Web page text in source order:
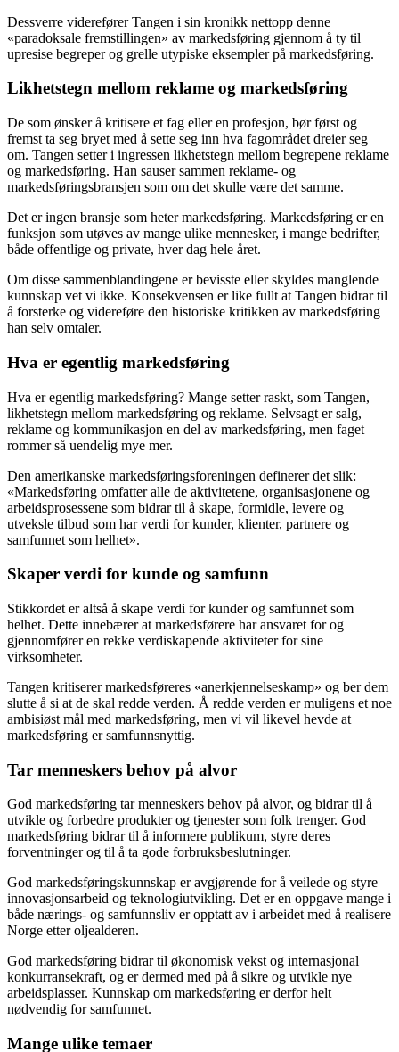
Dessverre viderefører Tangen i sin kronikk nettopp denne
«paradoksale fremstillingen» av markedsføring gjennom å ty til
upresise begreper og grelle utypiske eksempler på markedsføring.
Likhetstegn mellom reklame og markedsføring
De som ønsker å kritisere et fag eller en profesjon, bør først og
fremst ta seg bryet med å sette seg inn hva fagområdet dreier seg
om. Tangen setter i ingressen likhetstegn mellom begrepene reklame
og markedsføring. Han sauser sammen reklame- og
markedsføringsbransjen som om det skulle være det samme.
Det er ingen bransje som heter markedsføring. Markedsføring er en
funksjon som utøves av mange ulike mennesker, i mange bedrifter,
både offentlige og private, hver dag hele året.
Om disse sammenblandingene er bevisste eller skyldes manglende
kunnskap vet vi ikke. Konsekvensen er like fullt at Tangen bidrar til
å forsterke og videreføre den historiske kritikken av markedsføring
han selv omtaler.
Hva er egentlig markedsføring
Hva er egentlig markedsføring? Mange setter raskt, som Tangen,
likhetstegn mellom markedsføring og reklame. Selvsagt er salg,
reklame og kommunikasjon en del av markedsføring, men faget
rommer så uendelig mye mer.
Den amerikanske markedsføringsforeningen definerer det slik:
«Markedsføring omfatter alle de aktivitetene, organisasjonene og
arbeidsprosessene som bidrar til å skape, formidle, levere og
utveksle tilbud som har verdi for kunder, klienter, partnere og
samfunnet som helhet».
Skaper verdi for kunde og samfunn
Stikkordet er altså å skape verdi for kunder og samfunnet som
helhet. Dette innebærer at markedsførere har ansvaret for og
gjennomfører en rekke verdiskapende aktiviteter for sine
virksomheter.
Tangen kritiserer markedsføreres «anerkjennelseskamp» og ber dem
slutte å si at de skal redde verden. Å redde verden er muligens et noe
ambisiøst mål med markedsføring, men vi vil likevel hevde at
markedsføring er samfunnsnyttig.
Tar menneskers behov på alvor
God markedsføring tar menneskers behov på alvor, og bidrar til å
utvikle og forbedre produkter og tjenester som folk trenger. God
markedsføring bidrar til å informere publikum, styre deres
forventninger og til å ta gode forbruksbeslutninger.
God markedsføringskunnskap er avgjørende for å veilede og styre
innovasjonsarbeid og teknologiutvikling. Det er en oppgave mange i
både nærings- og samfunnsliv er opptatt av i arbeidet med å realisere
Norge etter oljealderen.
God markedsføring bidrar til økonomisk vekst og internasjonal
konkurransekraft, og er dermed med på å sikre og utvikle nye
arbeidsplasser. Kunnskap om markedsføring er derfor helt
nødvendig for samfunnet.
Mange ulike temaer